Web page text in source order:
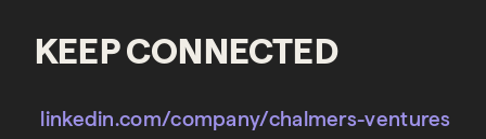
KEEP CONNECTED
linkedin.com/company/chalmers-ventures